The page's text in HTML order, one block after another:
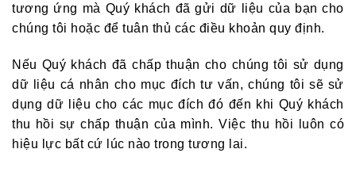
tương ứng mà Quý khách đã gửi dữ liệu của bạn cho
chúng tôi hoặc để tuân thủ các điều khoản quy định.
Nếu Quý khách đã chấp thuận cho chúng tôi sử dụng
dữ liệu cá nhân cho mục đích tư vấn, chúng tôi sẽ sử
dụng dữ liệu cho các mục đích đó đến khi Quý khách
thu hồi sự chấp thuận của mình. Việc thu hồi luôn có
hiệu lực bất cứ lúc nào trong tương lai.